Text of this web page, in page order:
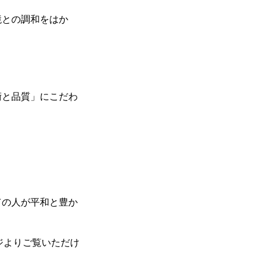
の調和をはか
品質」にこだわ
人が平和と豊か
りご覧いただけ